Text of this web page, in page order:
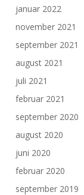
januar 2022
november 2021
september 2021
august 2021
juli 2021
februar 2021
september 2020
august 2020
juni 2020
februar 2020
september 2019